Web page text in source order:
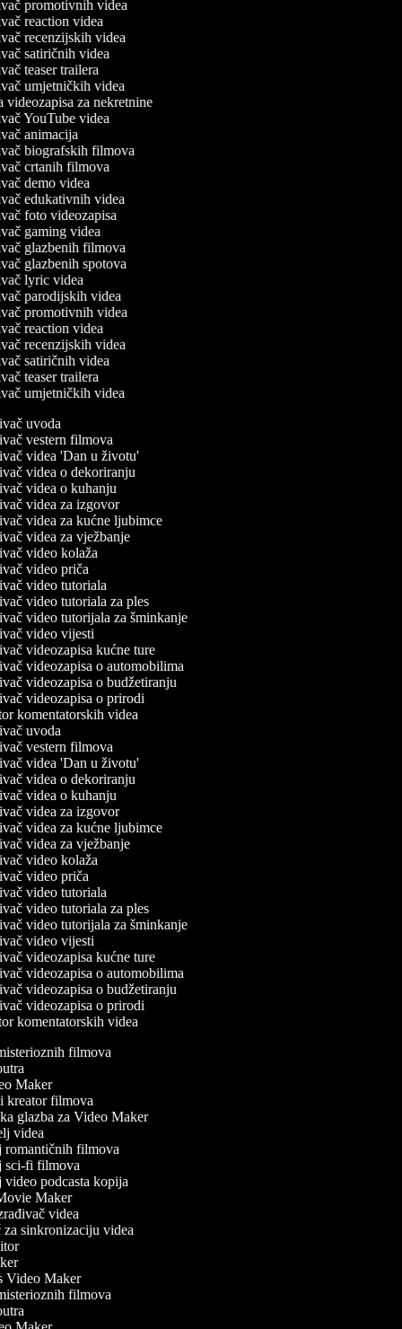
promotivnih videa
reaction videa
recenzijskih videa
satiričnih videa
teaser trailera
umjetničkih videa
za nekretnine
YouTube videa
animacija
biografskih filmova
crtanih filmova
demo videa
edukativnih videa
foto videozapisa
gaming videa
glazbenih filmova
glazbenih spotova
lyric videa
parodijskih videa
promotivnih videa
reaction videa
recenzijskih videa
satiričnih videa
teaser trailera
umjetničkih videa
uvoda
vestern filmova
videa 'Dan u životu'
videa o dekoriranju
videa o kuhanju
videa za izgovor
videa za kućne ljubimce
videa za vježbanje
video kolaža
video priča
video tutoriala
video tutoriala za ples
video tutorijala za šminkanje
video vijesti
videozapisa kućne ture
videozapisa o automobilima
videozapisa o budžetiranju
videozapisa o prirodi
komentatorskih videa
uvoda
vestern filmova
videa 'Dan u životu'
videa o dekoriranju
videa o kuhanju
videa za izgovor
videa za kućne ljubimce
videa za vježbanje
video kolaža
video priča
video tutoriala
video tutoriala za ples
video tutorijala za šminkanje
video vijesti
videozapisa kućne ture
videozapisa o automobilima
videozapisa o budžetiranju
videozapisa o prirodi
komentatorskih videa
filmova
Maker
filmova
glazba za Video Maker
videa
filmova
fi filmova
podcasta kopija
Maker
videa
sinkronizaciju videa
Maker
filmova